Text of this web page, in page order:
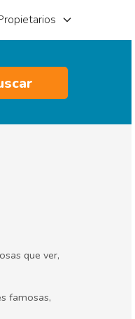
que ver,
famosas,